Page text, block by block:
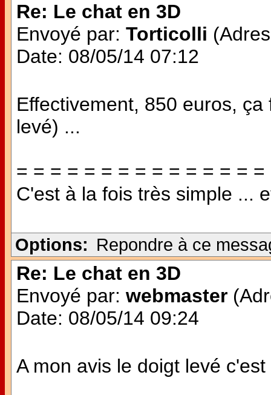
Re: Le chat en 3D
Envoyé par: Torticolli
Date: 08/05/14 07:12
Effectivement, 850 euros,
levé) ...
= = = = = = = = = = = = = =
C'est à la fois très simple ...
Options: Repondre à ce
Re: Le chat en 3D
Envoyé par: webmaster
Date: 08/05/14 09:24
A mon avis le doigt levé